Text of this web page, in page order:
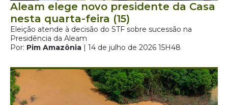
Aleam elege novo presidente da Casa
nesta quarta-feira (15)
Eleição atende à decisão do STF sobre sucessão na
Presidência da Aleam
Por: Pim Amazônia | 14 de julho de 2026 15H48